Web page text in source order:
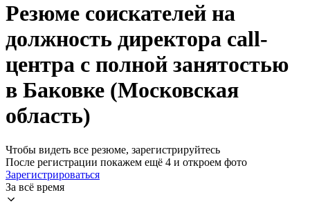
Резюме соискателей на
должность директора call-
центра с полной занятостью
в Баковке (Московская
область)
Чтобы видеть все резюме, зарегистрируйтесь
После регистрации покажем ещё 4 и откроем фото
Зарегистрироваться
За всё время